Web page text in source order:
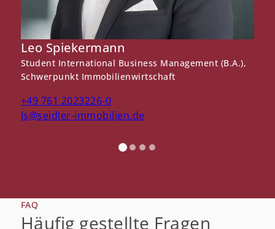
Leo Spiekermann
Student International Business Management (B.A.),
Schwerpunkt Immobilienwirtschaft
+49 761 2023226-0
ls@seidler-immobilien.de
FAQ
Häufig gestellte Fragen